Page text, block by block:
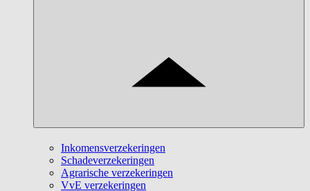
Inkomensverzekeringen
Schadeverzekeringen
Agrarische verzekeringen
VvE verzekeringen